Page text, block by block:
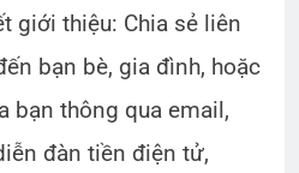
giới thiệu: Chia sẻ liên
bạn bè, gia đình, hoặc
bạn thông qua email,
đàn tiền điện tử,